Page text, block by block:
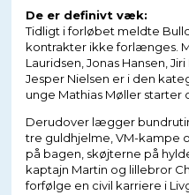
De er definivt væk:
Tidligt i forløbet meldte
kontrakter ikke forlænges.
Lauridsen, Jonas Hansen,
Jesper Nielsen er i den
unge Mathias Møller starter
Derudover lægger
tre guldhjelme, VM-kampe
på bagen, skøjterne på
kaptajn Martin og lillebror
forfølge en civil karriere i